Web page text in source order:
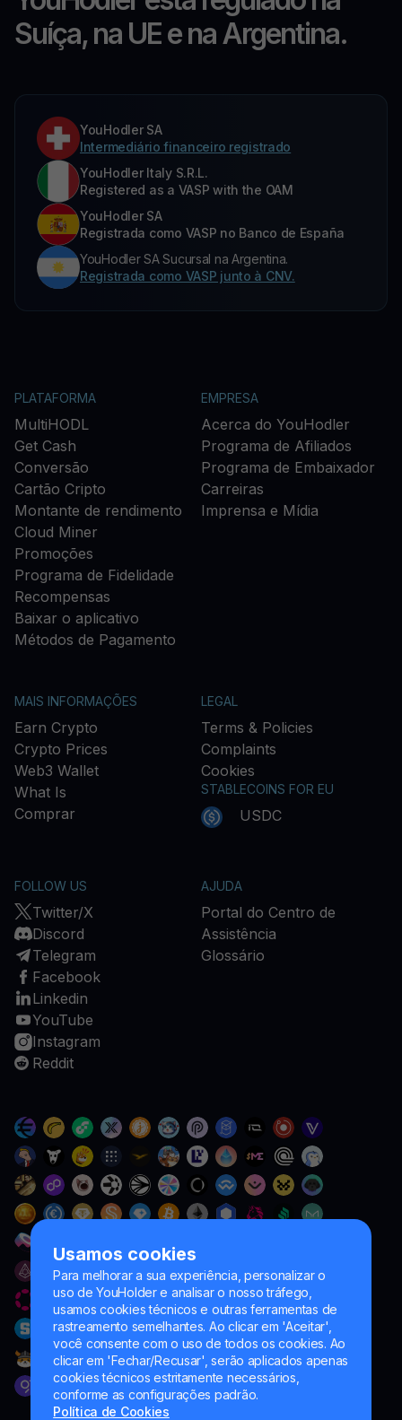
Usamos cookies
Para melhorar a sua experiência, personalizar o
uso de YouHolder e analisar o nosso tráfego,
usamos cookies técnicos e outras ferramentas de
rastreamento semelhantes. Ao clicar em 'Aceitar',
você consente com o uso de todos os cookies. Ao
clicar em 'Fechar/Recusar', serão aplicados apenas
cookies técnicos estritamente necessários,
conforme as configurações padrão.
Política de Cookies
Suíça, na UE e na Argentina.
YouHodler SA
Intermediário financeiro registrado
YouHodler Italy S.R.L.
Registered as a VASP with the OAM
YouHodler SA
Registrada como VASP no Banco de España
YouHodler SA Sucursal na Argentina.
Registrada como VASP junto à CNV.
PLATAFORMA
MultiHODL
Get Cash
Conversão
Cartão Cripto
Montante de rendimento
Cloud Miner
Promoções
Programa de Fidelidade
Recompensas
Baixar o aplicativo
Métodos de Pagamento
EMPRESA
Acerca do YouHodler
Programa de Afiliados
Programa de Embaixador
Carreiras
Imprensa e Mídia
MAIS INFORMAÇÕES
Earn Crypto
Crypto Prices
Web3 Wallet
What Is
Comprar
LEGAL
Terms & Policies
Complaints
Cookies
STABLECOINS FOR EU
USDC
FOLLOW US
Twitter/X
Discord
Telegram
Facebook
Linkedin
YouTube
Instagram
Reddit
AJUDA
Portal do Centro de
Assistência
Glossário